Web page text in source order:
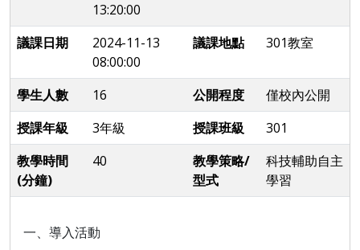
13:20:00
議課日期
2024-11-13
08:00:00
議課地點 301教室
學生人數 16 公開程度
僅校內公開
授課年級
3年級 授課班級
301
教學時間
(分鐘)
40
教學策略/
型式
科技輔助自主
學習
一、導入活動